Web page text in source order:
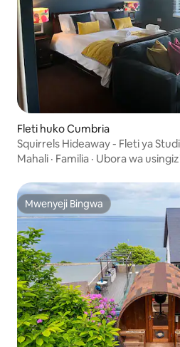
Fleti huko Cumbria
Squirrels Hideaway - Fleti ya
Mahali · Familia · Ubora wa
Mwenyeji Bingwa
Mwenyeji Bingwa